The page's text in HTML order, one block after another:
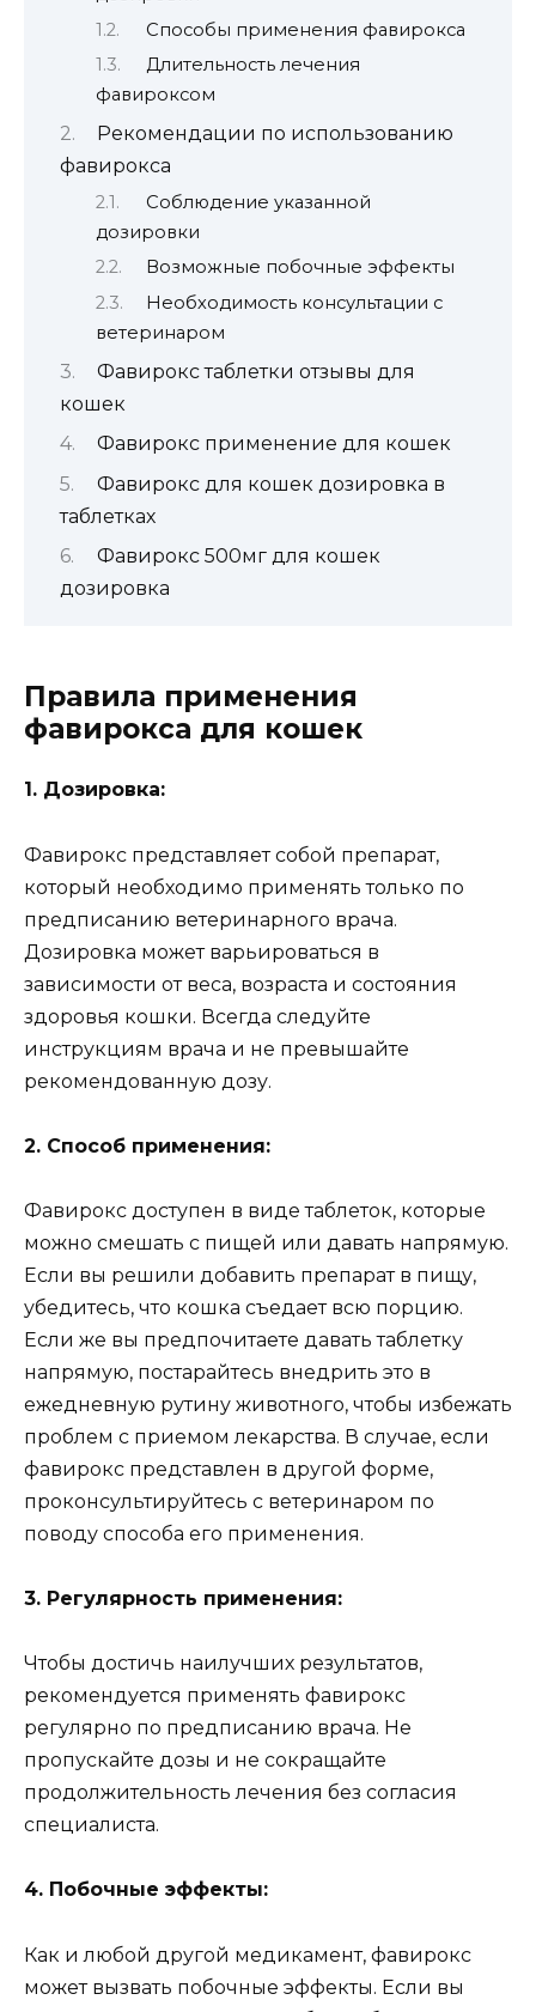
Способы применения фавирокса
Длительность лечения
фавироксом
Рекомендации по использованию
фавирокса
Соблюдение указанной
дозировки
Возможные побочные эффекты
Необходимость консультации с
ветеринаром
Фавирокс таблетки отзывы для
кошек
Фавирокс применение для кошек
Фавирокс для кошек дозировка в
таблетках
Фавирокс 500мг для кошек
дозировка
Правила применения
фавирокса для кошек
1. Дозировка:
Фавирокс представляет собой препарат,
который необходимо применять только по
предписанию ветеринарного врача.
Дозировка может варьироваться в
зависимости от веса, возраста и состояния
здоровья кошки. Всегда следуйте
инструкциям врача и не превышайте
рекомендованную дозу.
2. Способ применения:
Фавирокс доступен в виде таблеток, которые
можно смешать с пищей или давать напрямую.
Если вы решили добавить препарат в пищу,
убедитесь, что кошка съедает всю порцию.
Если же вы предпочитаете давать таблетку
напрямую, постарайтесь внедрить это в
ежедневную рутину животного, чтобы избежать
проблем с приемом лекарства. В случае, если
фавирокс представлен в другой форме,
проконсультируйтесь с ветеринаром по
поводу способа его применения.
3. Регулярность применения:
Чтобы достичь наилучших результатов,
рекомендуется применять фавирокс
регулярно по предписанию врача. Не
пропускайте дозы и не сокращайте
продолжительность лечения без согласия
специалиста.
4. Побочные эффекты:
Как и любой другой медикамент, фавирокс
может вызвать побочные эффекты. Если вы